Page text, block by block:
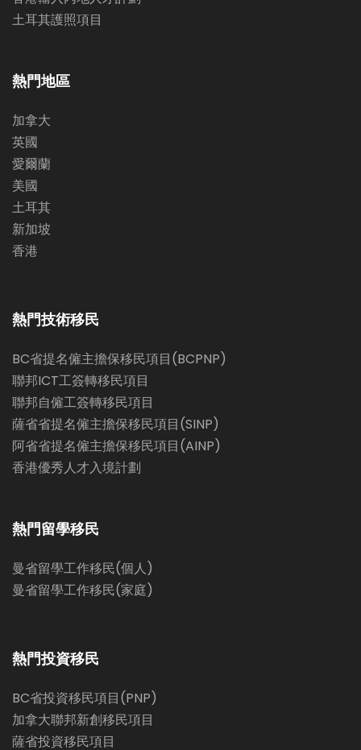
土耳其護照項目
熱門地區
加拿大
英國
愛爾蘭
美國
土耳其
新加坡
香港
熱門技術移民
BC省提名僱主擔保移民項目(BCPNP)
聯邦ICT工簽轉移民項目
聯邦自僱工簽轉移民項目
薩省省提名僱主擔保移民項目(SINP)
阿省省提名僱主擔保移民項目(AINP)
香港優秀人才入境計劃
熱門留學移民
曼省留學工作移民(個人)
曼省留學工作移民(家庭)
熱門投資移民
BC省投資移民項目(PNP)
加拿大聯邦新創移民項目
薩省投資移民項目